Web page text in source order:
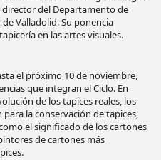
director del Departamento de
Valladolid. Su ponencia
en las artes visuales.
el próximo 10 de noviembre,
que integran el Ciclo. En
de los tapices reales, los
la conservación de tapices,
el significado de los cartones
de cartones más